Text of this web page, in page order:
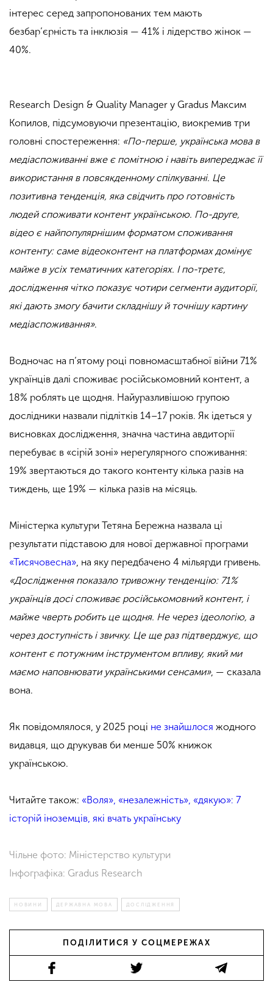
інтерес серед запропонованих тем мають
безбар’єрність та інклюзія — 41% і лідерство жінок —
40%.
Research Design & Quality Manager у Gradus Максим
Копилов, підсумовуючи презентацію, виокремив три
головні спостереження: «По-перше, українська мова в
медіаспоживанні вже є помітною і навіть випереджає її
використання в повсякденному спілкуванні. Це
позитивна тенденція, яка свідчить про готовність
людей споживати контент українською. По-друге,
відео є найпопулярнішим форматом споживання
контенту: саме відеоконтент на платформах домінує
майже в усіх тематичних категоріях. І по-третє,
дослідження чітко показує чотири сегменти аудиторії,
які дають змогу бачити складнішу й точнішу картину
медіаспоживання».
Водночас на п’ятому році повномасштабної війни 71%
українців далі споживає російськомовний контент, а
18% роблять це щодня. Найуразливішою групою
дослідники назвали підлітків 14–17 років. Як ідеться у
висновках дослідження, значна частина авдиторії
перебуває в «сірій зоні» нерегулярного споживання:
19% звертаються до такого контенту кілька разів на
тиждень, ще 19% — кілька разів на місяць.
Міністерка культури Тетяна Бережна назвала ці
результати підставою для нової державної програми
«Тисячовесна» , на яку передбачено 4 мільярди гривень.
«Дослідження показало тривожну тенденцію: 71%
українців досі споживає російськомовний контент, і
майже чверть робить це щодня. Не через ідеологію, а
через доступність і звичку. Це ще раз підтверджує, що
контент є потужним інструментом впливу, який ми
маємо наповнювати українськими сенсами», — сказала
вона.
Як повідомлялося, у 2025 році не знайшлося жодного
видавця, що друкував би менше 50% книжок
українською.
Читайте також: «Воля», «незалежність», «дякую»: 7
історій іноземців, які вчать українську
Чільне фото: Міністерство культури
Інфографіка: Gradus Research
НОВИНИ ДЕРЖАВНА МОВА ДОСЛІДЖЕННЯ
ПОДІЛИТИСЯ У СОЦМЕРЕЖАХ